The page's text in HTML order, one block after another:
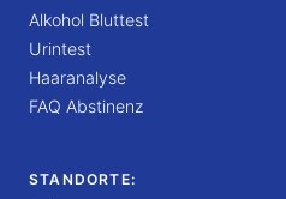
Alkohol Bluttest
Urintest
Haaranalyse
FAQ Abstinenz
STANDORTE: